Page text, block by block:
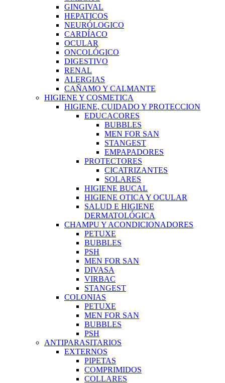
GINGIVAL
HEPATICOS
NEURÓLOGICO
CARDÍACO
OCULAR
ONCOLÓGICO
DIGESTIVO
RENAL
ALERGIAS
CAÑAMO Y CALMANTE
HIGIENE Y COSMETICA
HIGIENE, CUIDADO Y PROTECCION
EDUCACORES
BUBBLES
MEN FOR SAN
STANGEST
EMPAPADORES
PROTECTORES
CICATRIZANTES
SOLARES
HIGIENE BUCAL
HIGIENE OTICA Y OCULAR
SALUD E HIGIENE
DERMATOLÓGICA
CHAMPU Y ACONDICIONADORES
PETUXE
BUBBLES
PSH
MEN FOR SAN
DIVASA
VIRBAC
STANGEST
COLONIAS
PETUXE
MEN FOR SAN
BUBBLES
PSH
ANTIPARASITARIOS
EXTERNOS
PIPETAS
COMPRIMIDOS
COLLARES